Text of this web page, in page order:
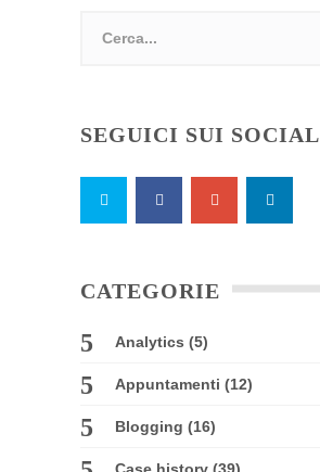
SEGUICI SUI SOCIAL
CATEGORIE
Analytics (5)
Appuntamenti (12)
Blogging (16)
Case history (39)